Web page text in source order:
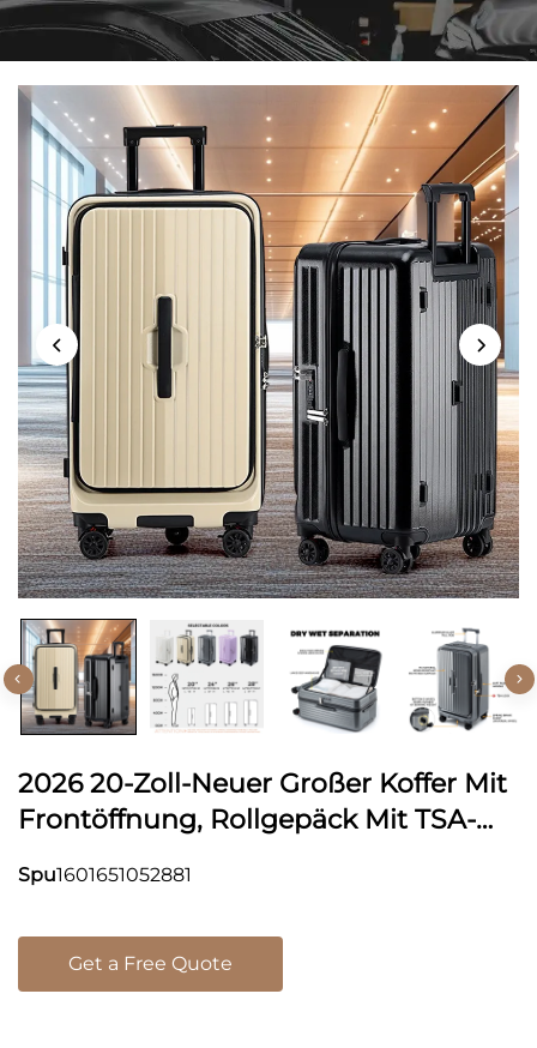
2026 20-Zoll-Neuer Großer Koffer Mit
Frontöffnung, Rollgepäck Mit TSA-
Gepäck
Spu1601651052881
Get a Free Quote